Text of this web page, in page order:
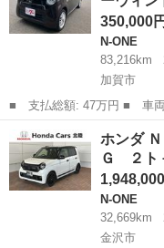
350,000円
N-ONE
83,216km
加賀市
■ 支払総額: 47万円 ■ 車両本体価格： 350,000 円 ■ メーカー
名： ホンダ ■ 車種名：
トエアコン パワーウィン
Ｓ スマートキー...
石川 N-ONE
ホンダ
Ｇ ２ト
N-ONE
32,669km
金沢市